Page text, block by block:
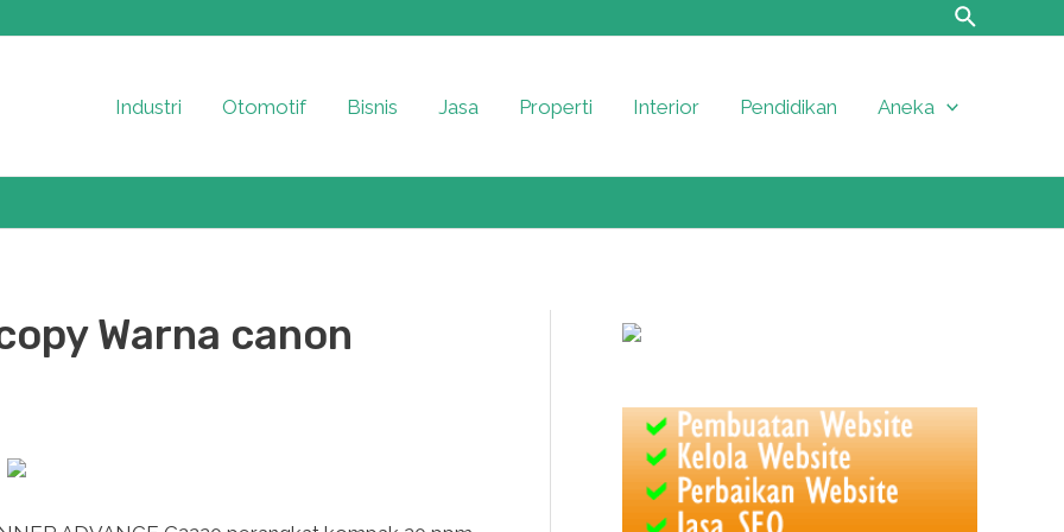
Industri
Otomotif Bisnis Jasa Properti Interior Pendidikan Aneka
Warna canon